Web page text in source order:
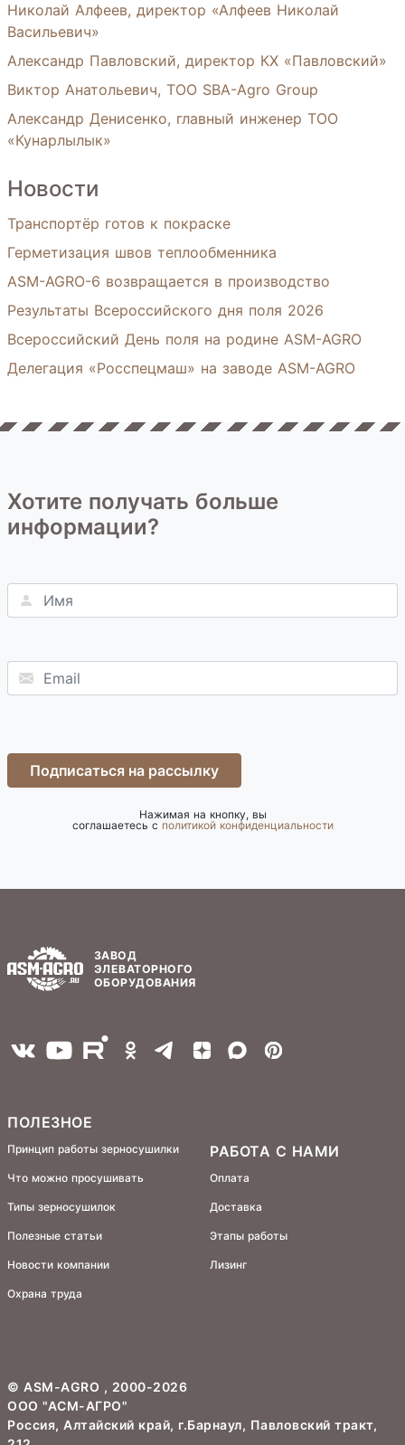
Николай Алфеев, директор «Алфеев Николай
Васильевич»
Александр Павловский, директор КХ «Павловский»
Виктор Анатольевич, ТОО SBA-Agro Group
Александр Денисенко, главный инженер ТОО
«Кунарлылык»
Новости
Транспортёр готов к покраске
Герметизация швов теплообменника
ASM-AGRO-6 возвращается в производство
Результаты Всероссийского дня поля 2026
Всероссийский День поля на родине ASM-AGRO
Делегация «Росспецмаш» на заводе ASM-AGRO
Хотите получать больше
информации?
Подписаться на рассылку
Нажимая на кнопку, вы
соглашаетесь с политикой конфиденциальности
ЗАВОД
ЭЛЕВАТОРНОГО
ОБОРУДОВАНИЯ
ПОЛЕЗНОЕ
Принцип работы зерносушилки
Что можно просушивать
Типы зерносушилок
Полезные статьи
Новости компании
Охрана труда
РАБОТА С НАМИ
Оплата
Доставка
Этапы работы
Лизинг
© ASM-AGRO , 2000-2026
ООО "АСМ-АГРО"
Россия, Алтайский край, г.Барнаул, Павловский тракт,